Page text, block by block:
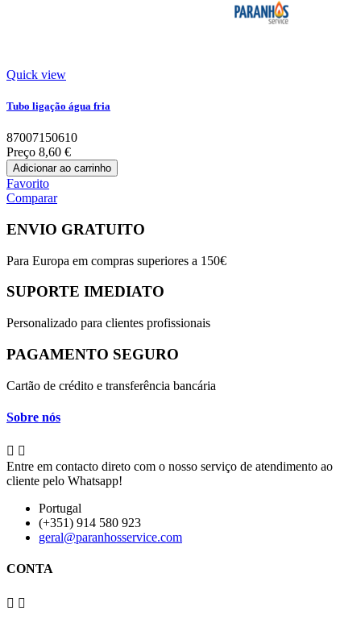
Quick view
Tubo ligação água fria
87007150610
Preço 8,60 €
Adicionar ao carrinho
Favorito
Comparar
ENVIO GRATUITO
Para Europa em compras superiores a 150€
SUPORTE IMEDIATO
Personalizado para clientes profissionais
PAGAMENTO SEGURO
Cartão de crédito e transferência bancária
Sobre nós
 
Entre em contacto direto com o nosso serviço de atendimento ao
cliente pelo Whatsapp!
Portugal
(+351) 914 580 923
geral@paranhosservice.com
CONTA
 